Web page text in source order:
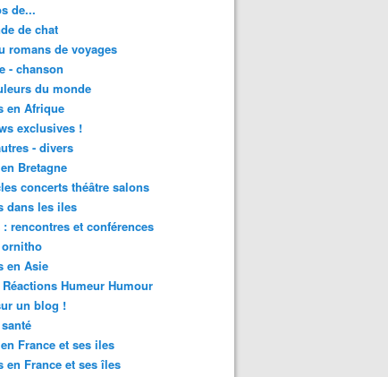
de...
de chat
romans de voyages
- chanson
du monde
en Afrique
exclusives !
- divers
Bretagne
concerts théâtre salons
dans les iles
rencontres et conférences
en Asie
Humeur Humour
un blog !
France et ses iles
en France et ses îles